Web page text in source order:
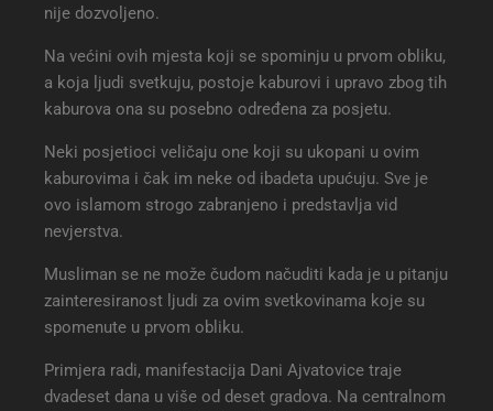
nije dozvoljeno.
Na većini ovih mjesta koji se spominju u prvom obliku,
a koja ljudi svetkuju, postoje kaburovi i upravo zbog tih
kaburova ona su posebno određena za posjetu.
Neki posjetioci veličaju one koji su ukopani u ovim
kaburovima i čak im neke od ibadeta upućuju. Sve je
ovo islamom strogo zabranjeno i predstavlja vid
nevjerstva.
Musliman se ne može čudom načuditi kada je u pitanju
zainteresiranost ljudi za ovim svetkovinama koje su
spomenute u prvom obliku.
Primjera radi, manifestacija Dani Ajvatovice traje
dvadeset dana u više od deset gradova. Na centralnom